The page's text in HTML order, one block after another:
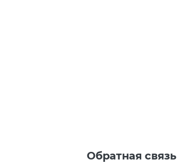
Обратная связь